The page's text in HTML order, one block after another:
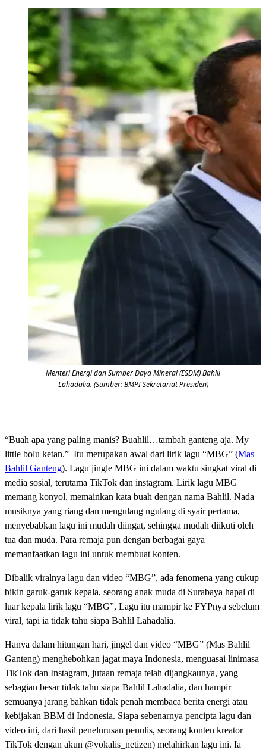
Menteri Energi dan Sumber Daya Mineral (ESDM) Bahlil
Lahadalia. (Sumber: BMPI Sekretariat Presiden)
“Buah apa yang paling manis? Buahlil…tambah ganteng aja. My
little bolu ketan.” Itu merupakan awal dari lirik lagu “MBG” (Mas
Bahlil Ganteng). Lagu jingle MBG ini dalam waktu singkat viral di
media sosial, terutama TikTok dan instagram. Lirik lagu MBG
memang konyol, memainkan kata buah dengan nama Bahlil. Nada
musiknya yang riang dan mengulang ngulang di syair pertama,
menyebabkan lagu ini mudah diingat, sehingga mudah diikuti oleh
tua dan muda. Para remaja pun dengan berbagai gaya
memanfaatkan lagu ini untuk membuat konten.
Dibalik viralnya lagu dan video “MBG”, ada fenomena yang cukup
bikin garuk-garuk kepala, seorang anak muda di Surabaya hapal di
luar kepala lirik lagu “MBG”, Lagu itu mampir ke FYPnya sebelum
viral, tapi ia tidak tahu siapa Bahlil Lahadalia.
Hanya dalam hitungan hari, jingel dan video “MBG” (Mas Bahlil
Ganteng) menghebohkan jagat maya Indonesia, menguasai linimasa
TikTok dan Instagram, jutaan remaja telah dijangkaunya, yang
sebagian besar tidak tahu siapa Bahlil Lahadalia, dan hampir
semuanya jarang bahkan tidak penah membaca berita energi atau
kebijakan BBM di Indonesia. Siapa sebenarnya pencipta lagu dan
video ini, dari hasil penelurusan penulis, seorang konten kreator
TikTok dengan akun @vokalis_netizen) melahirkan lagu ini. Ia